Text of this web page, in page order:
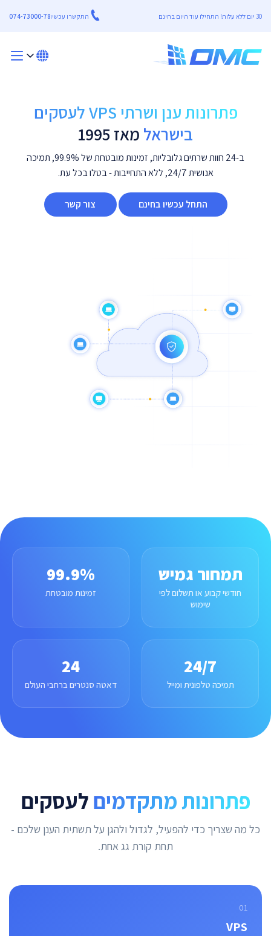
30 יום ללא עלות! התחילו עוד היום בחינם התקשרו עכשיו074-73000-78
פתרונות ענן ושרתי VPS לעסקים
בישראל מאז 1995
ב-24 חוות שרתים גלובליות, זמינות מובטחת של 99.9%, תמיכה
אנושית 24/7, ללא התחייבות - בטלו בכל עת.
התחל עכשיו בחינם צור קשר
תמחור גמיש
חודשי קבוע או תשלום לפי
שימוש
99.9%
זמינות מובטחת
24/7
תמיכה טלפונית ומייל
24
דאטה סנטרים ברחבי העולם
פתרונות מתקדמיםלעסקים
כל מה שצריך כדי להפעיל, לגדול ולהגן על תשתית הענן שלכם -
תחת קורת גג אחת.
01
VPS